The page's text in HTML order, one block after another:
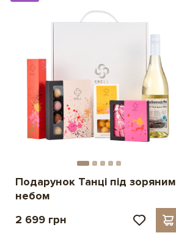
Подарунок Танці під зоряним
небом
2 699 грн